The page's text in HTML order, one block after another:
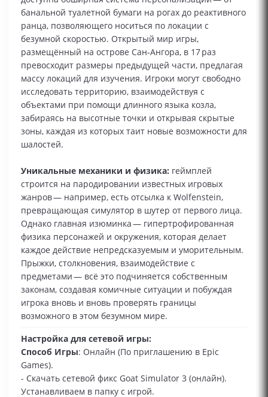
банальной туалетной бумаги на рогах до реактивного
ранца, позволяющего носиться по локации с
безумной скоростью. Открытый мир игры,
размещённый на острове Сан‑Ангора, в 17 раз
превосходит размеры предыдущей части, предлагая
массу локаций для изучения. Игроки могут свободно
исследовать территорию, взаимодействуя с
объектами при помощи длинного языка козла,
забираясь на высотные точки и открывая скрытые
зоны, каждая из которых таит новые возможности для
шалостей.
Уникальные механики и физика: геймплей
строится на пародировании известных игровых
жанров — например, есть отсылка к Wolfenstein,
превращающая симулятор в шутер от первого лица.
Однако главная изюминка — гипертрофированная
физика персонажей и окружения, которая делает
каждое действие непредсказуемым и уморительным.
Прыжки, столкновения, взаимодействие с
предметами — всё это подчиняется собственным
законам, создавая комичные ситуации и побуждая
игрока вновь и вновь проверять границы
возможного в этом безумном мире.
Настройка для сетевой игры:
Способ Игры: Онлайн (По приглашению в Epic
Games).
- Скачать сетевой фикс Goat Simulator 3 (онлайн).
Устанавливаем в папку с игрой.